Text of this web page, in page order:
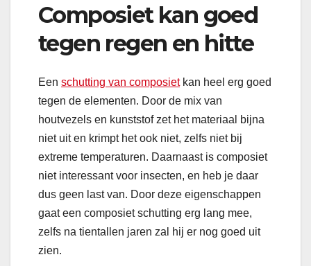
Composiet kan goed
tegen regen en hitte
Een schutting van composietkan heel erg goed
tegen de elementen. Door de mix van
houtvezels en kunststof zet het materiaal bijna
niet uit en krimpt het ook niet, zelfs niet bij
extreme temperaturen. Daarnaast is composiet
niet interessant voor insecten, en heb je daar
dus geen last van. Door deze eigenschappen
gaat een composiet schutting erg lang mee,
zelfs na tientallen jaren zal hij er nog goed uit
zien.